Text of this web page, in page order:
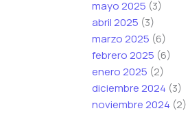
*
mayo 2025 (3)
abril 2025 (3)
marzo 2025 (6)
febrero 2025 (6)
enero 2025 (2)
diciembre 2024 (3)
noviembre 2024 (2)